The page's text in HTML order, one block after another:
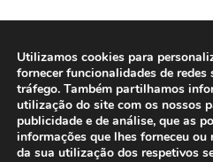
Utilizamos cookies para
fornecer funcionalidades de
tráfego. Também partilhamos
utilização do site com os nossos
publicidade e de análise, que as
informações que lhes forneceu
da sua utilização dos respetivos